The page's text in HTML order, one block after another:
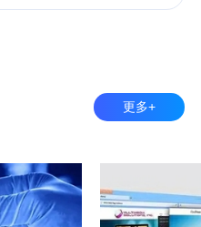
更多+